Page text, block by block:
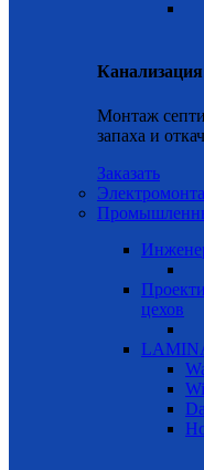
Канализация
Монтаж
запаха и
Заказать
цехов